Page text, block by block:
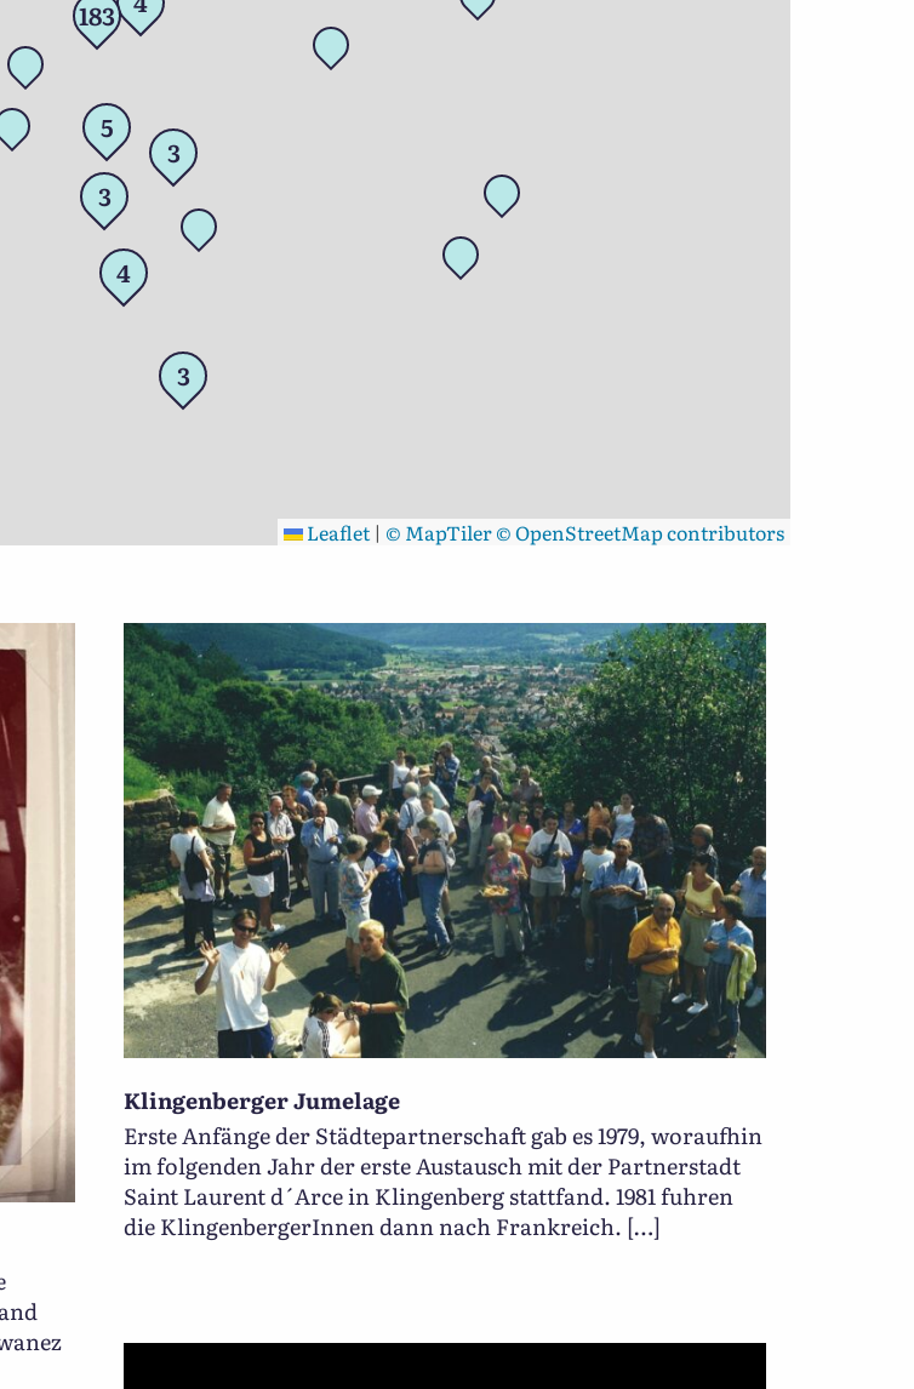
3
3
4
3
183
5
Leaflet | © MapTiler© OpenStreetMap contributors
Klingenberger Jumelage
Erste Anfänge der Städtepartnerschaft gab es 1979, woraufhin
im folgenden Jahr der erste Austausch mit der Partnerstadt
Saint Laurent d´Arce in Klingenberg stattfand. 1981 fuhren
die KlingenbergerInnen dann nach Frankreich. […]